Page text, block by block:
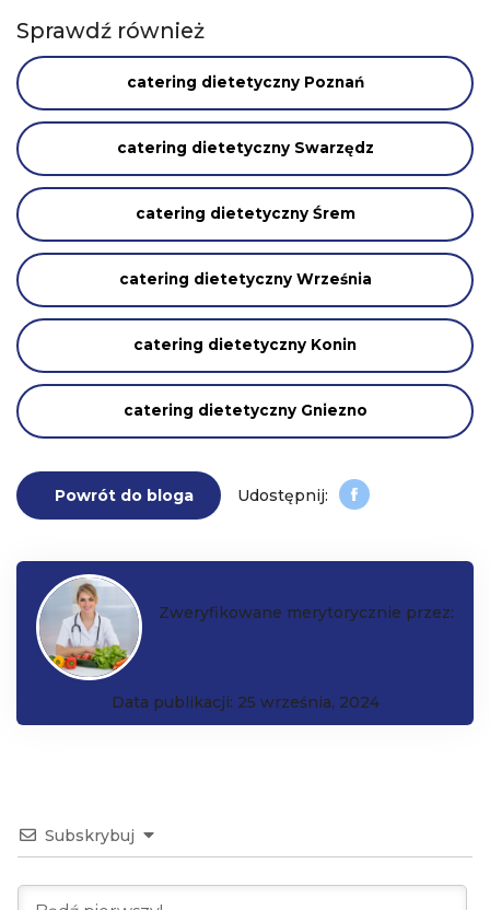
Sprawdź również
catering dietetyczny Poznań
catering dietetyczny Swarzędz
catering dietetyczny Śrem
catering dietetyczny Września
catering dietetyczny Konin
catering dietetyczny Gniezno
Powrót do bloga
Zweryfikowane merytorycznie przez:
Data publikacji: 25 września, 2024
Subskrybuj